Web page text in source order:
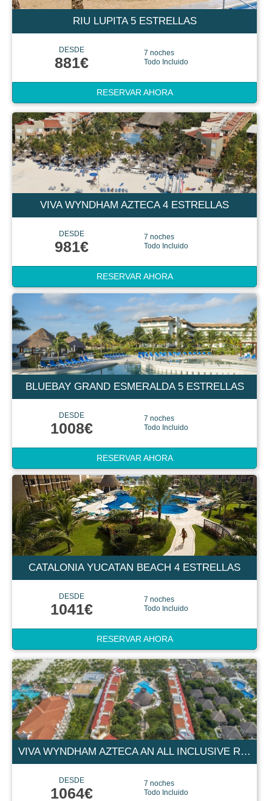
RIU LUPITA 5 ESTRELLAS
DESDE
881€
7 noches
Todo Incluido
RESERVAR AHORA
VIVA WYNDHAM AZTECA 4 ESTRELLAS
DESDE
981€
7 noches
Todo Incluido
RESERVAR AHORA
BLUEBAY GRAND ESMERALDA 5 ESTRELLAS
DESDE
1008€
7 noches
Todo Incluido
RESERVAR AHORA
CATALONIA YUCATAN BEACH 4 ESTRELLAS
DESDE
1041€
7 noches
Todo Incluido
RESERVAR AHORA
VIVA WYNDHAM AZTECA AN ALL INCLUSIVE RESORT 4 ESTRELLAS
DESDE
1064€
7 noches
Todo Incluido